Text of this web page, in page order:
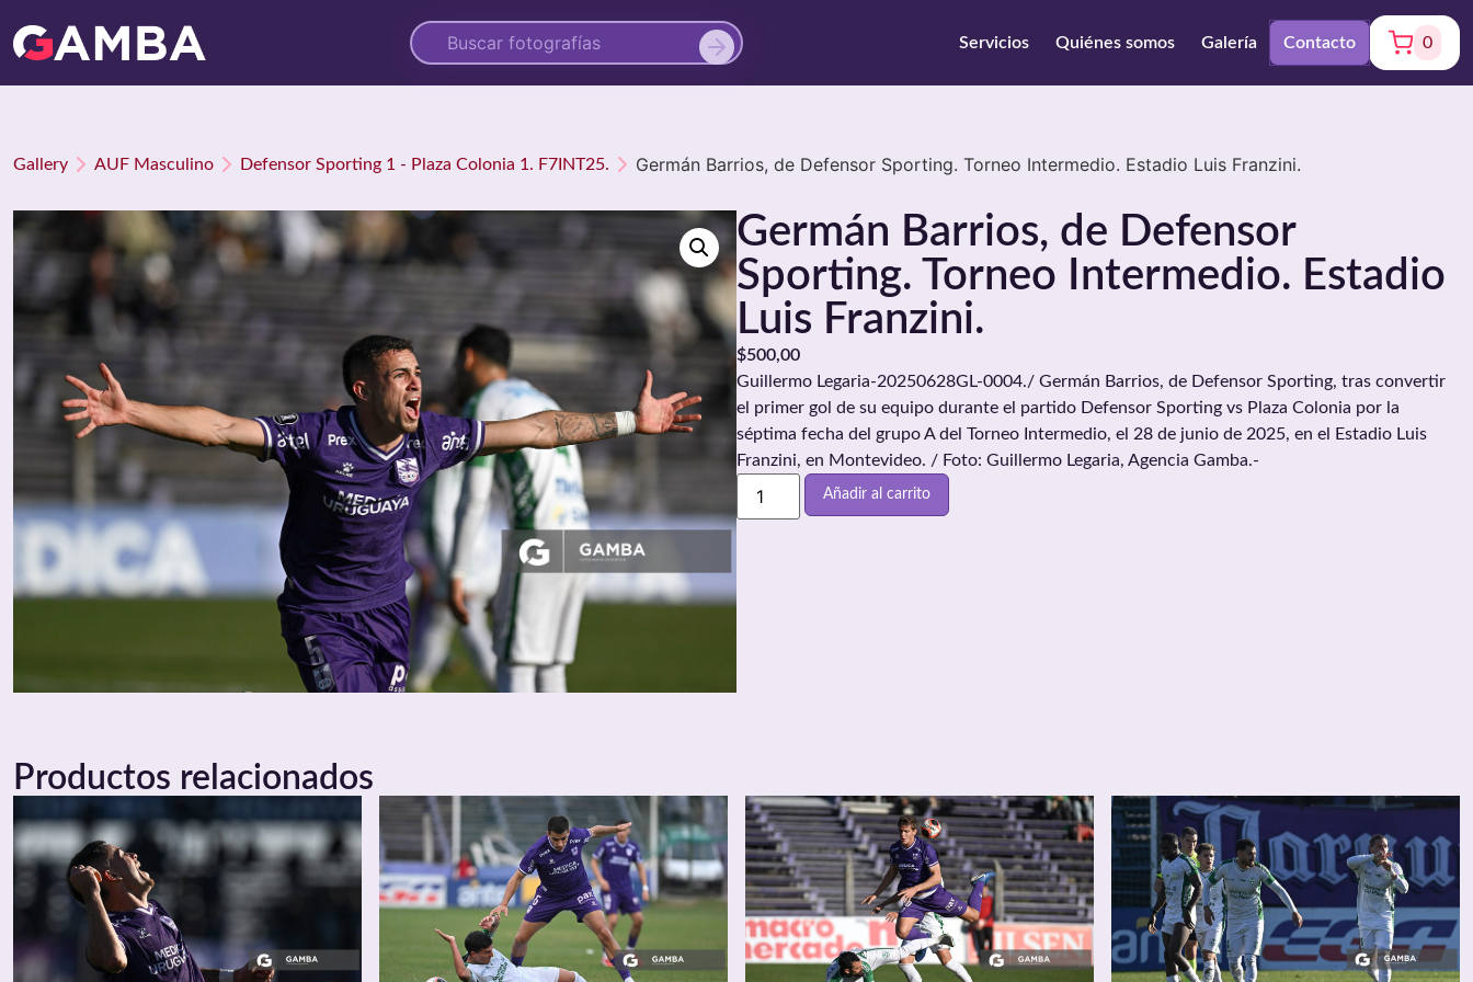
Servicios Quiénes somos Galería Contacto 0
Gallery AUF Masculino Defensor Sporting 1 - Plaza Colonia 1. F7INT25. Germán Barrios, de Defensor Sporting. Torneo Intermedio. Estadio Luis Franzini.
Germán Barrios, de Defensor
Sporting. Torneo Intermedio. Estadio
Luis Franzini.
$500,00
Guillermo Legaria-20250628GL-0004./ Germán Barrios, de Defensor Sporting, tras convertir
el primer gol de su equipo durante el partido Defensor Sporting vs Plaza Colonia por la
séptima fecha del grupo A del Torneo Intermedio, el 28 de junio de 2025, en el Estadio Luis
Franzini, en Montevideo. / Foto: Guillermo Legaria, Agencia Gamba.-
Añadir al carrito
Productos relacionados